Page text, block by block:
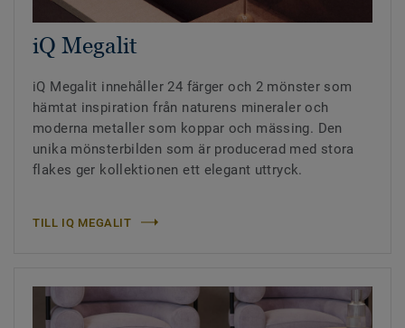
iQ Megalit
iQ Megalit innehåller 24 färger och 2 mönster som
hämtat inspiration från naturens mineraler och
moderna metaller som koppar och mässing. Den
unika mönsterbilden som är producerad med stora
flakes ger kollektionen ett elegant uttryck.
TILL IQ MEGALIT